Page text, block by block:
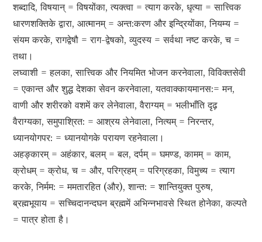
शब्दादि, विषयान् = विषयोंका, त्यक्त्वा = त्याग करके, धृत्या = सात्त्विक
धारणशक्तिके द्वारा, आत्मानम् = अन्त:करण और इन्द्रियोंका, नियम्य =
संयम करके, रागद्वेषौ = राग-द्वेषको, व्युदस्य = सर्वथा नष्ट करके, च =
तथा।
लघ्वाशी = हलका, सात्त्विक और नियमित भोजन करनेवाला, विविक्तसेवी
= एकान्त और शुद्ध देशका सेवन करनेवाला, यतवाक्कायमानस:= मन,
वाणी और शरीरको वशमें कर लेनेवाला, वैराग्यम् = भलीभाँति दृढ़
वैराग्यका, समुपाश्रित: = आश्रय लेनेवाला, नित्यम् = निरन्तर,
ध्यानयोगपर: = ध्यानयोगके परायण रहनेवाला।
अहङ्कारम् = अहंकार, बलम् = बल, दर्पम् = घमण्ड, कामम् = काम,
क्रोधम् = क्रोध, च = और, परिग्रहम् = परिग्रहका, विमुच्य = त्याग
करके, निर्मम: = ममतारहित (और), शान्त: = शान्तियुक्त पुरुष,
ब्रह्मभूयाय = सच्चिदानन्दघन ब्रह्ममें अभिन्नभावसे स्थित होनेका, कल्पते
= पात्र होता है।